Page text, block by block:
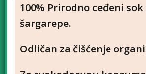
100% Prirodno ceđeni sok
šargarepe.
Odličan za čišćenje